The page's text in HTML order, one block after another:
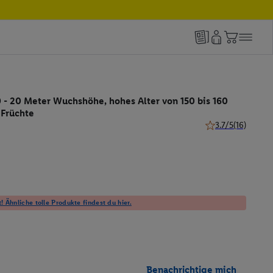
- 20 Meter Wuchshöhe, hohes Alter von 150 bis 160
3.7/5(16)
Ähnliche tolle Produkte findest du hier.
Benachrichtige mich